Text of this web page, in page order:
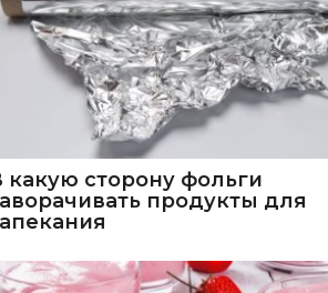
какую сторону фольги
продукты для